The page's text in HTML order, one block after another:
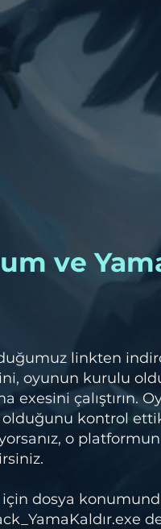
ve
linkten
oyunun kurulu
exesini çalıştırın.
kontrol
o
için dosya